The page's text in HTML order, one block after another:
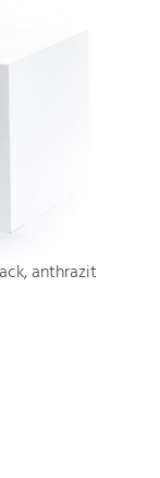
anthrazit